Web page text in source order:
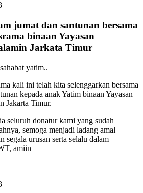
jumat dan santunan bersama
binaan Yayasan
Jarkata Timur
yatim..
kali ini telah kita selenggarkan bersama
kepada anak Yatim binaan Yayasan
Jakarta Timur.
seluruh donatur kami yang sudah
semoga menjadi ladang amal
segala urusan serta selalu dalam
amiin